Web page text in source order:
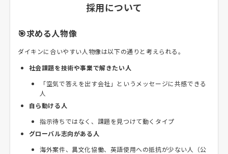
採用について
🎯求める人物像
ダイキンに合いやすい人物像は以下の通りと考えられる。
社会課題を技術や事業で解きたい人
「空気で答えを出す会社」というメッセージに共感できる
人
自ら動ける人
指示待ちではなく、課題を見つけて動くタイプ
グローバル志向がある人
海外案件、異文化協働、英語使用への抵抗が少ない人（公